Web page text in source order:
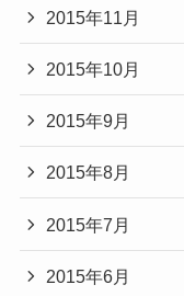
2015年11月
2015年10月
2015年9月
2015年8月
2015年7月
2015年6月